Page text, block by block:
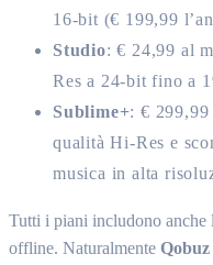
16-bit (€ 199,99
Studio: € 24,99 al
Res a 24-bit fino a
Sublime+: € 299,99
qualità Hi-Res e
musica in alta
Tutti i piani includono anche
offline. Naturalmente Qobuz